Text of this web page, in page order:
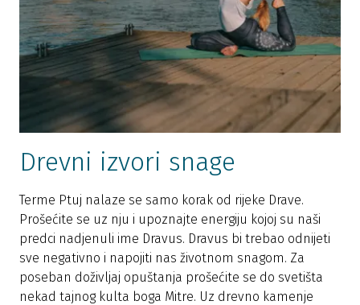
Drevni izvori snage
Terme Ptuj nalaze se samo korak od rijeke Drave.
Prošećite se uz nju i upoznajte energiju kojoj su naši
predci nadjenuli ime Dravus. Dravus bi trebao odnijeti
sve negativno i napojiti nas životnom snagom. Za
poseban doživljaj opuštanja prošećite se do svetišta
nekad tajnog kulta boga Mitre. Uz drevno kamenje